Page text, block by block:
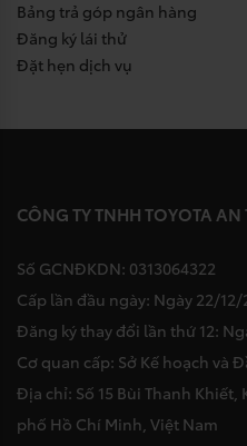
Bảng trả góp ngân hàng
Đăng ký lái thử
Đặt hẹn dịch vụ
CÔNG TY TNHH TOYOTA
Số GCNĐKDN: 0313064322
Cấp lần đầu ngày: Ngày 22/12/
Đăng ký thay đổi lần thứ 12:
Cơ quan cấp: Sở Kế hoạch và
Địa chỉ: Số 15 Bùi Thanh Khiết,
phố Hồ Chí Minh, Việt Nam